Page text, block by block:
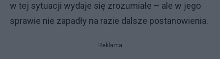
w tej sytuacji wydaje się zrozumiałe – ale w jego
sprawie nie zapadły na razie dalsze postanowienia.
Reklama